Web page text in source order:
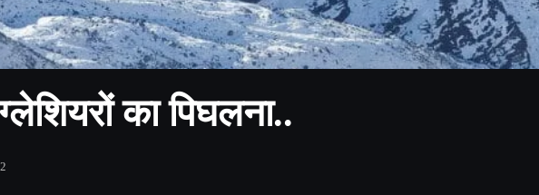
का पिघलना..